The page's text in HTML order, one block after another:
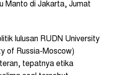
Manto di Jakarta, Jumat
lulusan RUDN University
of Russia-Moscow)
tepatnya etika